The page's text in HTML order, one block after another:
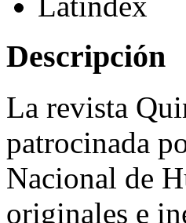
Descripción
La revista
patrocinada
Nacional de
originales e